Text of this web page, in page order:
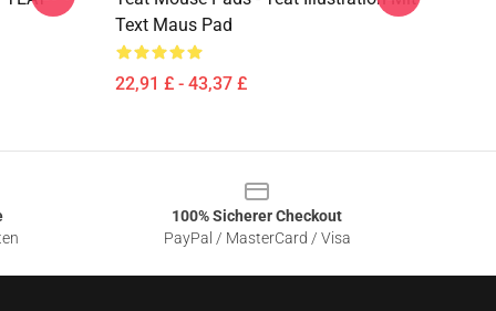
Text Maus Pad
22,91 £ - 43,37 £
100% Sicherer Checkout
PayPal / MasterCard / Visa